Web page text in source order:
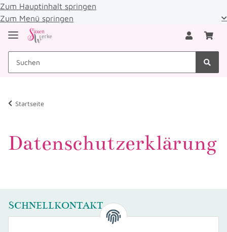
Zum Hauptinhalt springen
Zum Menü springen
Startseite
Datenschutzerklärung
SCHNELLKONTAKT
SaxenWerke, Sandra Eckelmann, Bad-Lausicker-